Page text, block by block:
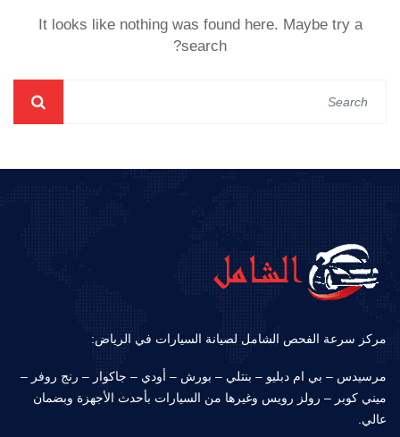
It looks like nothing was found here. Maybe try a
search?
مركز سرعة الفحص الشامل لصيانة السيارات في الرياض:
مرسيدس – بي ام دبليو – بنتلي – بورش – أودي – جاكوار – رنج روفر –
ميني كوبر – رولز رويس وغيرها من السيارات بأحدث الأجهزة وبضمان
عالي.